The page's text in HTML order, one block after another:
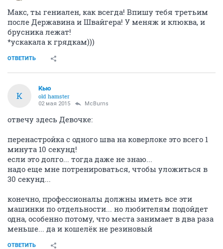
Макс, ты гениален, как всегда! Впишу тебя третьим
после Державина и Швайгера! У меняж и клюква, и
брусника лежат!
*ускакала к грядкам)))
ОТВЕТИТЬ
К
Кью
old hamster
02 мая 2015 McBurns
отвечу здесь Девочке:
перенастройка с одного шва на коверлоке это всего 1
минута 10 секунд!
если это долго... тогда даже не знаю...
надо еще мне потренироваться, чтобы уложиться в
30 секунд...
конечно, профессионалы должны иметь все эти
машинки по отдельности... но любителям подойдет
одна, особенно потому, что места занимает в два раза
меньше... да и кошелёк не резиновый
ОТВЕТИТЬ